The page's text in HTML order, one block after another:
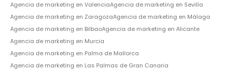
Agencia de marketing en ValenciaAgencia de marketing en Sevilla
Agencia de marketing en ZaragozaAgencia de marketing en Málaga
Agencia de marketing en BilbaoAgencia de marketing en Alicante
Agencia de marketing en Murcia
Agencia de marketing en Palma de Mallorca
Agencia de marketing en Las Palmas de Gran Canaria